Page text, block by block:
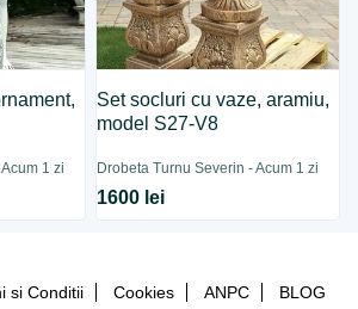
1 zi
Set socluri cu vaze, aramiu,
model S27-V8
Drobeta Turnu Severin - Acum 1 zi
1600 lei
si Conditii Cookies ANPC BLOG